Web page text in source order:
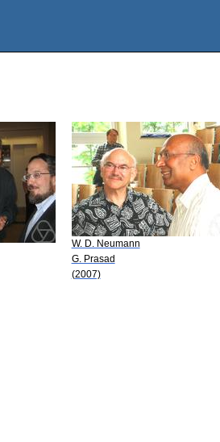
W. D. Neumann
G. Prasad
(2007)